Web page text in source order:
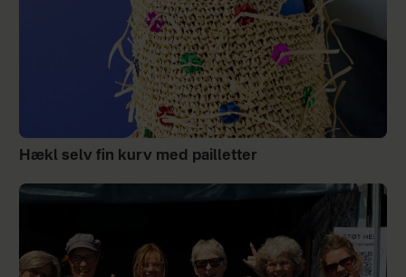
Hækl selv fin kurv med pailletter